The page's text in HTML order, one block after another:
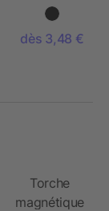
dès 3,48 €
Torche
magnétique